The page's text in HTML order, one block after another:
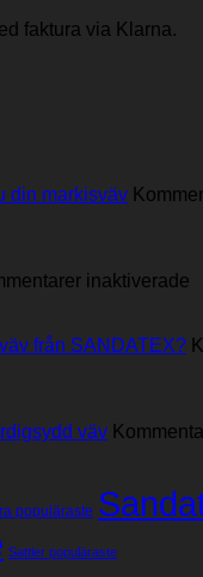
faktura via Klarna.
din markisväv
inaktiverade
från SANDATEX?
väv
populäraste
Sattler populäraste